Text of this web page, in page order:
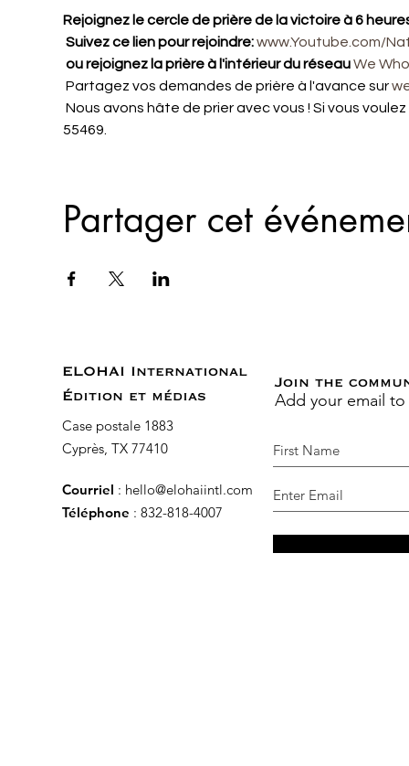
Rejoignez le cercle de prière de la victoire à 6
Suivez ce lien pour rejoindre: www.Youtube.com/
ou rejoignez la prière à l'intérieur du réseau We
Partagez vos demandes de prière à l'avance sur
55469.
Partager cet
ELOHAI International
Édition et médias
Case postale 1883
Cyprès, TX 77410
Courriel : hello@elohaiintl.com
Téléphone : 832-818-4007
Join the
Add your email